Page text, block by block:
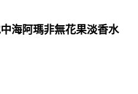
海阿瑪非無花果淡香水